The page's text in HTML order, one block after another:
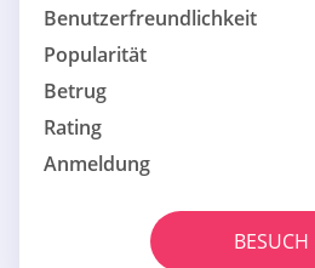
Benutzerfreundlichkeit
Popularität
Betrug
Rating
Anmeldung
BESUCH